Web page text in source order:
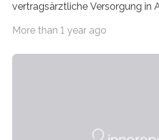
vertragsärztliche Versorgung in
More than 1 year ago